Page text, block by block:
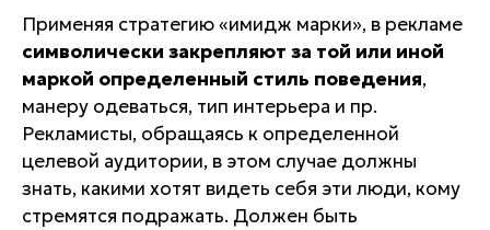
Применяя стратегию «имидж марки», в рекламе
символически закрепляют за той или иной
маркой определенный стиль поведения,
манеру одеваться, тип интерьера и пр.
Рекламисты, обращаясь к определенной
целевой аудитории, в этом случае должны
знать, какими хотят видеть себя эти люди, кому
стремятся подражать. Должен быть